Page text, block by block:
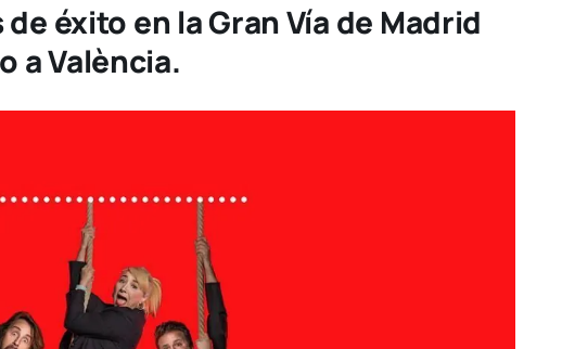
de éxito en la Gran Vía de Madrid
a València.